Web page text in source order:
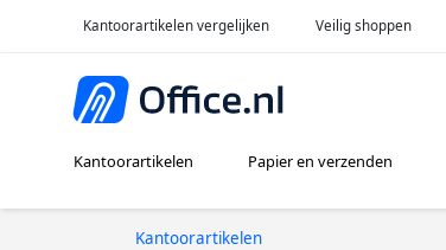
Kantoorartikelen vergelijken Veilig shoppen
Kantoorartikelen Papier en verzenden
Kantoorartikelen